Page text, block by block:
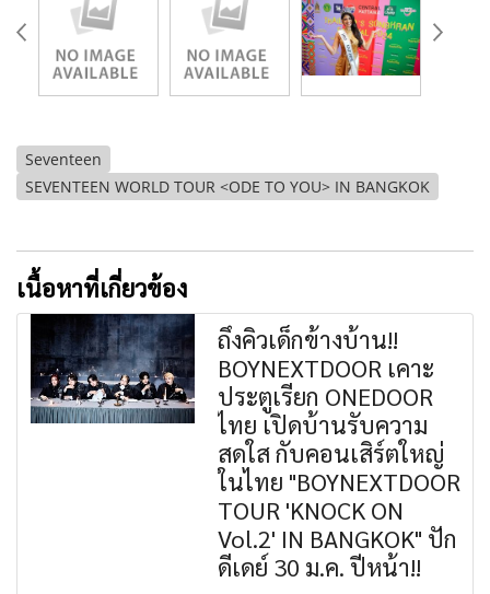
Seventeen
SEVENTEEN WORLD TOUR <ODE TO YOU> IN BANGKOK
เนื้อหาที่เกี่ยวข้อง
ถึงคิวเด็กข้างบ้าน!!
BOYNEXTDOOR เคาะ
ประตูเรียก ONEDOOR
ไทย เปิดบ้านรับความ
สดใส กับคอนเสิร์ตใหญ่
ในไทย "BOYNEXTDOOR
TOUR 'KNOCK ON
Vol.2' IN BANGKOK" ปัก
ดีเดย์ 30 ม.ค. ปีหน้า!!